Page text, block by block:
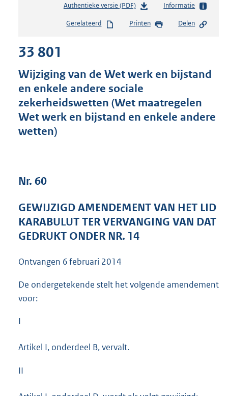
Authentieke versie (PDF)b
s
s
g
o
b
Informatie
Gerelateerd Printen Delen
33 801
Wijziging van de Wet werk en bijstand
en enkele andere sociale
zekerheidswetten (Wet maatregelen
Wet werk en bijstand en enkele andere
wetten)
Nr. 60
GEWIJZIGD AMENDEMENT VAN HET LID
KARABULUT TER VERVANGING VAN DAT
GEDRUKT ONDER NR. 14
Ontvangen 6 februari 2014
De ondergetekende stelt het volgende amendement
voor:
I
Artikel I, onderdeel B, vervalt.
II